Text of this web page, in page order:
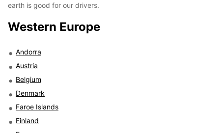
earth is good for our drivers.
Western Europe
Andorra
Austria
Belgium
Denmark
Faroe Islands
Finland